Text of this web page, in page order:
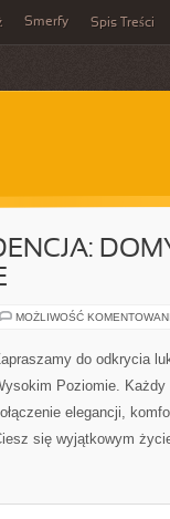
Smerfy Spis Treści
MOŻLIWOŚĆ
do odkrycia
Poziomie. Każdy
elegancji,
się wyjątkowym